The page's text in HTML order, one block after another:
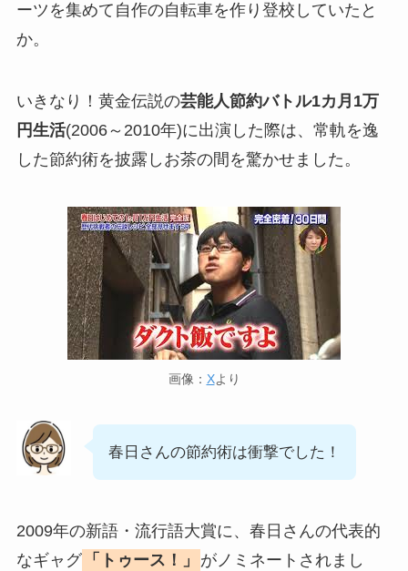
ーツを集めて自作の自転車を作り登校していたと
か。
いきなり！黄金伝説の芸能人節約バトル1カ月1万
円生活(2006～2010年)に出演した際は、常軌を逸
した節約術を披露しお茶の間を驚かせました。
画像： Xより
春日さんの節約術は衝撃でした！
2009年の新語・流行語大賞に、春日さんの代表的
なギャグ 「トゥース！」 がノミネートされまし